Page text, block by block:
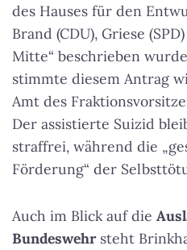
des Hauses für den
Brand (CDU), Griese
Mitte“ beschrieben
stimmte diesem Antrag
Amt des
Der assistierte Suizid
straffrei, während die
Förderung“ der
Auch im Blick auf die
Bundeswehrsteht